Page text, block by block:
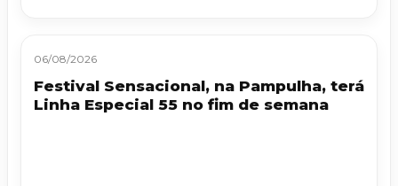
06/08/2026
Festival Sensacional, na Pampulha, terá
Linha Especial 55 no fim de semana